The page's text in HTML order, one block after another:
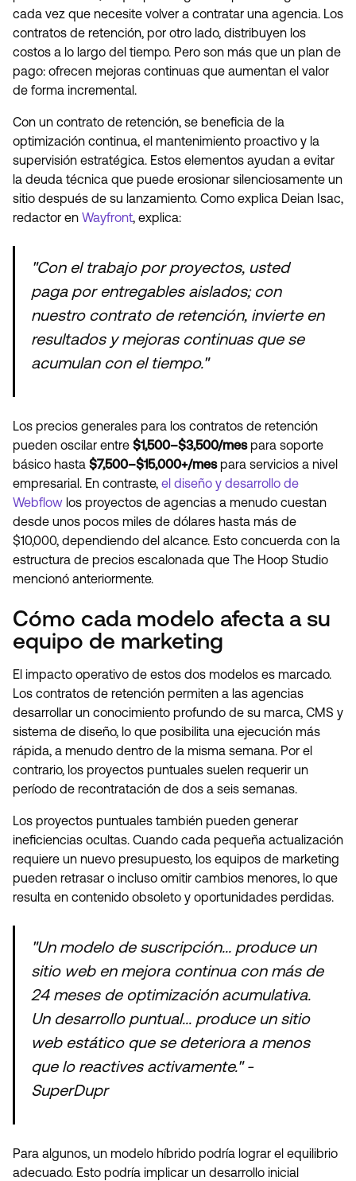
cada vez que necesite volver a contratar una agencia. Los
contratos de retención, por otro lado, distribuyen los
costos a lo largo del tiempo. Pero son más que un plan de
pago: ofrecen mejoras continuas que aumentan el valor
de forma incremental.
Con un contrato de retención, se beneficia de la
optimización continua, el mantenimiento proactivo y la
supervisión estratégica. Estos elementos ayudan a evitar
la deuda técnica que puede erosionar silenciosamente un
sitio después de su lanzamiento. Como explica Deian Isac,
redactor en Wayfront, explica:
"Con el trabajo por proyectos, usted
paga por entregables aislados; con
nuestro contrato de retención, invierte en
resultados y mejoras continuas que se
acumulan con el tiempo."
Los precios generales para los contratos de retención
pueden oscilar entre $1,500–$3,500/mespara soporte
básico hasta $7,500–$15,000+/mespara servicios a nivel
empresarial. En contraste, el diseño y desarrollo de
Webflow los proyectos de agencias a menudo cuestan
desde unos pocos miles de dólares hasta más de
$10,000, dependiendo del alcance. Esto concuerda con la
estructura de precios escalonada que The Hoop Studio
mencionó anteriormente.
Cómo cada modelo afecta a su
equipo de marketing
El impacto operativo de estos dos modelos es marcado.
Los contratos de retención permiten a las agencias
desarrollar un conocimiento profundo de su marca, CMS y
sistema de diseño, lo que posibilita una ejecución más
rápida, a menudo dentro de la misma semana. Por el
contrario, los proyectos puntuales suelen requerir un
período de recontratación de dos a seis semanas.
Los proyectos puntuales también pueden generar
ineficiencias ocultas. Cuando cada pequeña actualización
requiere un nuevo presupuesto, los equipos de marketing
pueden retrasar o incluso omitir cambios menores, lo que
resulta en contenido obsoleto y oportunidades perdidas.
"Un modelo de suscripción... produce un
sitio web en mejora continua con más de
24 meses de optimización acumulativa.
Un desarrollo puntual... produce un sitio
web estático que se deteriora a menos
que lo reactives activamente." -
SuperDupr
Para algunos, un modelo híbrido podría lograr el equilibrio
adecuado. Esto podría implicar un desarrollo inicial